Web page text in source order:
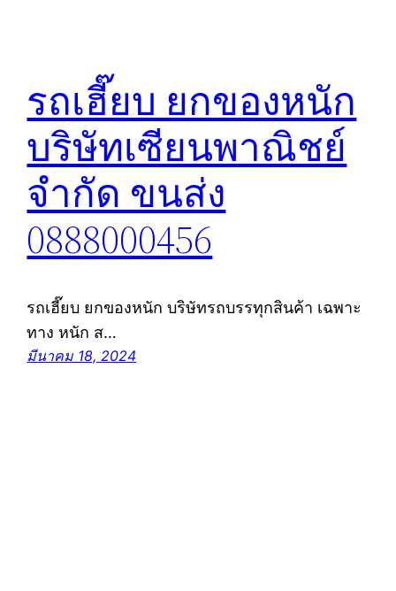
รถเฮี๊ยบ ยกของหนัก
บริษัทเซียนพาณิชย์
จำกัด ขนส่ง
0888000456
รถเฮี๊ยบ ยกของหนัก บริษัทรถบรรทุกสินค้า เฉพาะ
ทาง หนัก ส…
มีนาคม 18, 2024